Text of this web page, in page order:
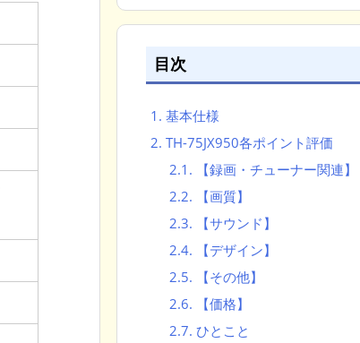
目次
1. 基本仕様
2. TH-75JX950各ポイント評価
2.1. 【録画・チューナー関連】
2.2. 【画質】
2.3. 【サウンド】
2.4. 【デザイン】
2.5. 【その他】
2.6. 【価格】
2.7. ひとこと